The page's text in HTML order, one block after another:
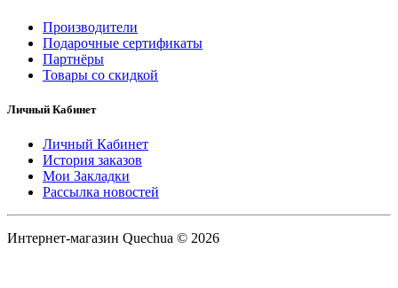
Производители
Подарочные сертификаты
Партнёры
Товары со скидкой
Личный Кабинет
Личный Кабинет
История заказов
Мои Закладки
Рассылка новостей
Интернет-магазин Quechua © 2026